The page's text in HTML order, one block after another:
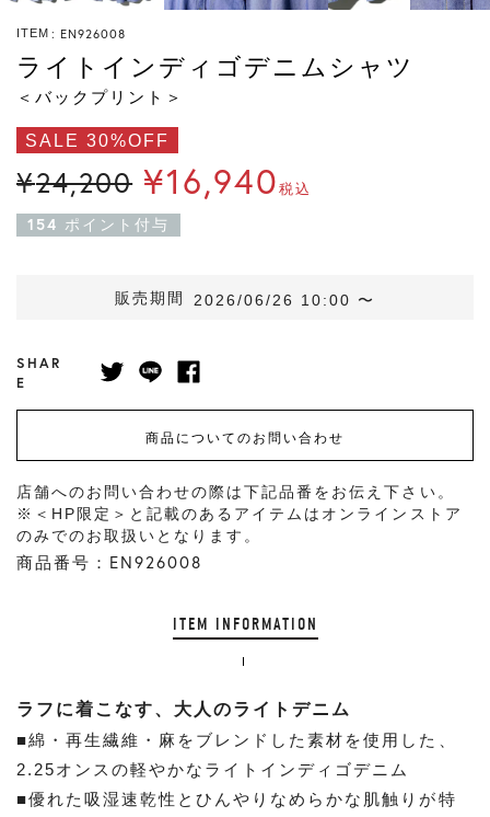
ITEM EN926008
ライトインディゴデニムシャツ
＜バックプリント＞
SALE 30%OFF
¥24,200 ¥16,940税込
154 ポイント付与
販売期間 2026/06/26 10:00 〜
SHAR
E
商品についてのお問い合わせ
店舗へのお問い合わせの際は下記品番をお伝え下さい。
※＜HP限定＞と記載のあるアイテムはオンラインストア
のみでのお取扱いとなります。
商品番号：EN926008
ITEM INFORMATION
ラフに着こなす、大人のライトデニム
■綿・再生繊維・麻をブレンドした素材を使用した、
2.25オンスの軽やかなライトインディゴデニム
■優れた吸湿速乾性とひんやりなめらかな肌触りが特